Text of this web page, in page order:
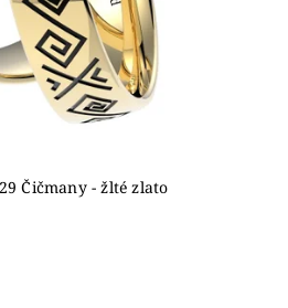
Čičmany - žlté zlato